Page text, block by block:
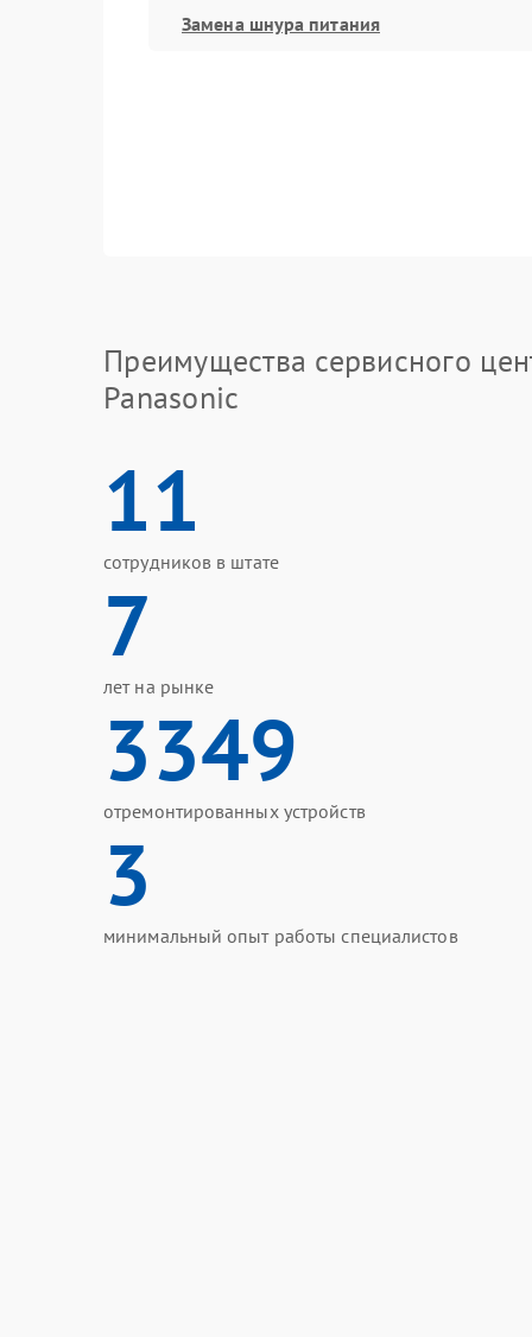
Замена шнура питания
Преимущества сервисного
Panasonic
11
сотрудников в штате
7
лет на рынке
3349
отремонтированных устройств
3
минимальный опыт работы специалистов